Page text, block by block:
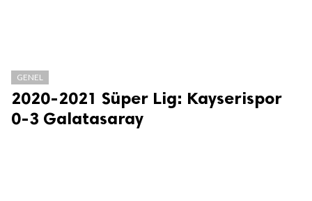
GENEL
2020-2021 Süper Lig: Kayserispor
0-3 Galatasaray